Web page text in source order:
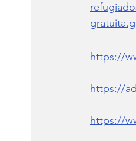
https://
https://
https://